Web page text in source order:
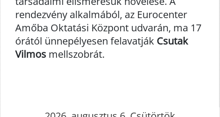
rendezvény alkalmából, az Eurocenter
Amőba Oktatási Központ udvarán, ma 17
órától ünnepélyesen felavatják Csutak
Vilmos mellszobrát.